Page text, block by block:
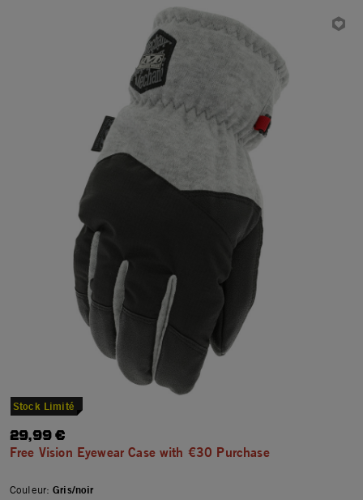
Stock Limité
29,99 €
Free Vision Eyewear Case with €30 Purchase
Couleur:Gris/noir